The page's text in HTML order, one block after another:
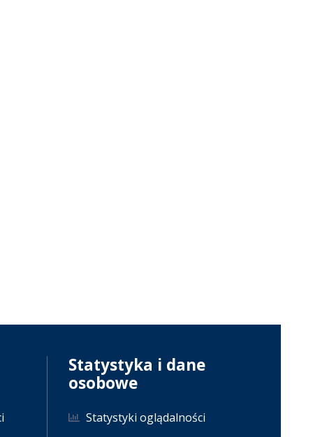
Statystyka i dane
osobowe
Statystyki oglądalności